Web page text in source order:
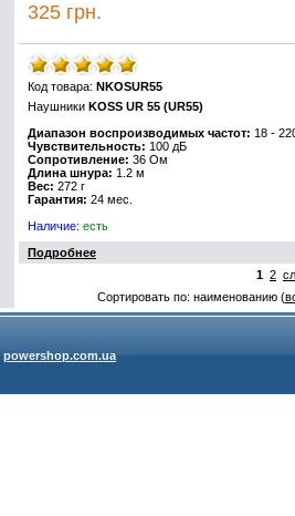
325 грн.
Код товара: NKOSUR55
Наушники KOSS UR 55 (UR55)
Диапазон воспроизводимых частот: 18 -
Чувствительность: 100 дБ
Сопротивление: 36 Ом
Длина шнура: 1.2 м
Вес: 272 г
Гарантия: 24 мес.
Наличие: есть
Подробнее
1 2
Сортировать по: наименованию (
powershop.com.ua